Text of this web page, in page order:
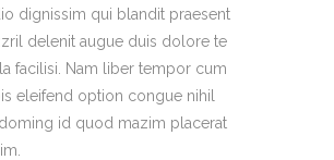
dignissim qui blandit praesent
delenit augue duis dolore te
facilisi. Nam liber tempor cum
eleifend option congue nihil
id quod mazim placerat